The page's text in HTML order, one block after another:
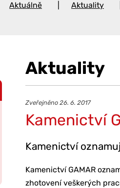
Aktuálně Aktuality
Aktuality
Zveřejněno 26. 6. 2017
Kamenictví
Kamenictví
Kamenictví GAMAR
zhotovení veškerých